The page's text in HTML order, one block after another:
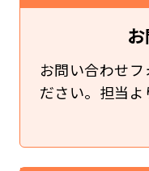
お問い合わせ
ださい。担当